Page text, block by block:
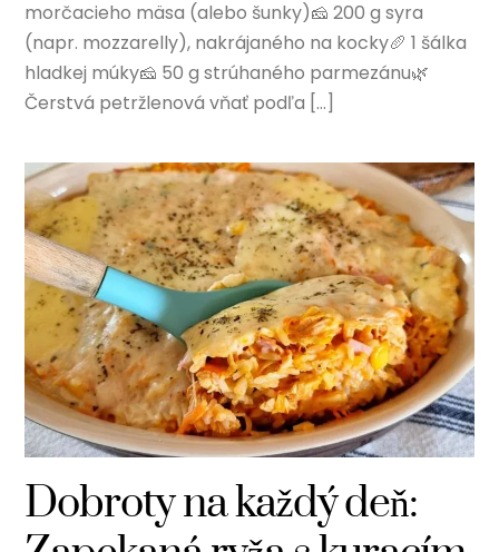
morčacieho mäsa (alebo šunky)🧀 200 g syra
(napr. mozzarelly), nakrájaného na kocky🥖 1 šálka
hladkej múky🧀 50 g strúhaného parmezánu🌿
Čerstvá petržlenová vňať podľa […]
Dobroty na každý deň: